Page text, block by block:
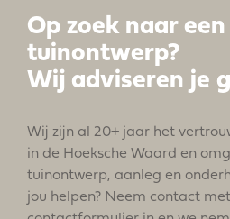
Op zoek naar
tuinontwerp?
Wij adviseren je
Wij zijn al 20+ jaar het
in de Hoeksche Waard en
tuinontwerp, aanleg en
jou helpen? Neem contact